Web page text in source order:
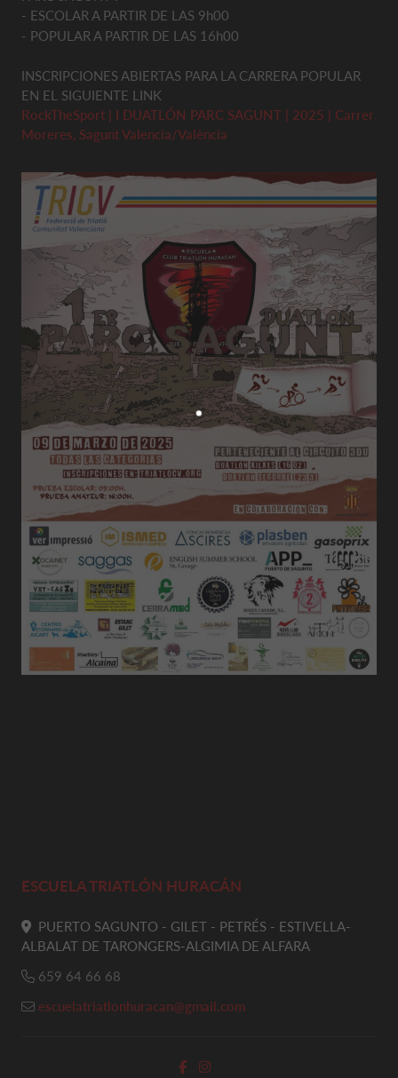
- ESCOLAR A PARTIR DE LAS 9h00
- POPULAR A PARTIR DE LAS 16h00
INSCRIPCIONES ABIERTAS PARA LA CARRERA POPULAR
EN EL SIGUIENTE LINK
RockTheSport | I DUATLÓN PARC SAGUNT | 2025 | Carrer
Moreres, Sagunt Valencia/València
ESCUELA TRIATLÓN HURACÁN
PUERTO SAGUNTO - GILET - PETRÉS - ESTIVELLA-
ALBALAT DE TARONGERS-ALGIMIA DE ALFARA
659 64 66 68
escuelatriatlonhuracan@gmail.com